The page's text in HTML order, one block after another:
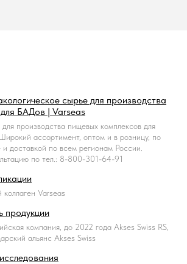
сырье для производства
БАДов | Varseas
производства пищевых комплексов для
ассортимент, оптом и в розницу, по
и доставкой по всем регионам России.
по тел.: 8-800-301-64-91
Varseas
продукции
компания, до 2022 года Akses Swiss RS,
альянс Akses Swiss